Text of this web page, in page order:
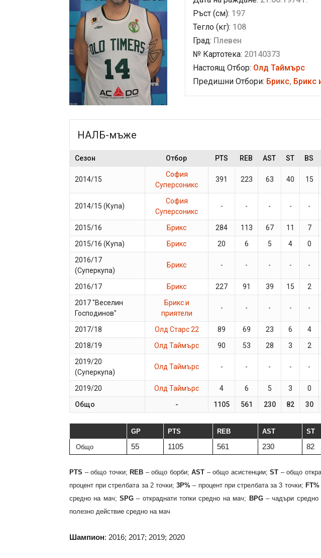
Ръст (см): 197
Тегло (кг): 108
Град: Плевен
№ Картотека: 20140373
Настоящ Отбор: Олд Таймърс
Предишни Отбори: Брикс, Брикс
НАЛБ-мъже
Сезон Отбор PTS REB AST ST BS
2014/15
София
Суперсоникс
391 223 63 40 15
2014/15 (Купа)
София
Суперсоникс
- - - - -
2015/16 Брикс 284 113 67 11 7
2015/16 (Купа)
Брикс 20 6 5 4 0
2016/17
(Суперкупа)
Брикс - - - - -
2016/17 Брикс 227 91 39 15 2
2017 "Веселин
Господинов"
Брикс и
приятели
- - - - -
2017/18 Олд Старс 22 89 69 23 6 4
2018/19
Олд Таймърс 90 53 28 3 2
2019/20
(Суперкупа)
Олд Таймърс - - - - -
2019/20 Олд Таймърс 4 6 5 3 0
Общо
- 1105 561 230 82 30
GP PTS REB AST ST
Общо 55 1105 561 230 82
PTS – общо точки; REB – общо борби; AST – общо асистенции; ST – общо
процент при стрелбата за 2 точки;3P% – процент при стрелбата за 3 точки; FT%
средно на мач;SPG – откраднати топки средно на мач; BPG– чадъри средно
полезно действие средно на мач
Шампион: 2016; 2017; 2019; 2020